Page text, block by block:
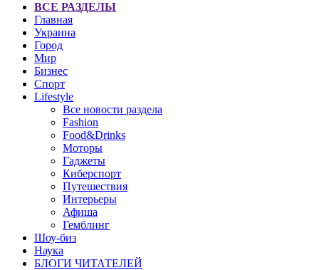
ВСЕ РАЗДЕЛЫ
Главная
Украина
Город
Мир
Бизнес
Спорт
Lifestyle
Все новости раздела
Fashion
Food&Drinks
Моторы
Гаджеты
Киберспорт
Путешествия
Интерьеры
Афиша
Гемблинг
Шоу-биз
Наука
БЛОГИ ЧИТАТЕЛЕЙ